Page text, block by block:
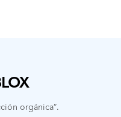
orgánica”.